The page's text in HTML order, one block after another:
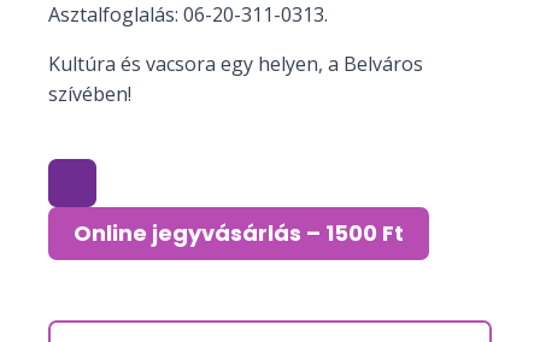
Asztalfoglalás: 06-20-311-0313.
Kultúra és vacsora egy helyen, a Belváros
szívében!
Online jegyvásárlás – 1500 Ft